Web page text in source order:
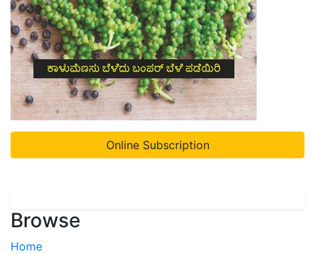
Online Subscription
Browse
Home